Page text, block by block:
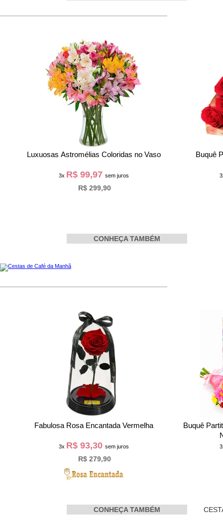
Luxuosas Astromélias Coloridas no Vaso
3x R$ 99,97 sem juros
R$ 299,90
Buquê
CONHEÇA TAMBÉM
Fabulosa Rosa Encantada Vermelha
3x R$ 93,30 sem juros
R$ 279,90
Buquê
CONHEÇA TAMBÉM